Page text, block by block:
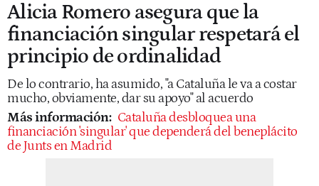
Alicia Romero asegura que la
financiación singular respetará el
principio de ordinalidad
De lo contrario, ha asumido, "a Cataluña le va a costar
mucho, obviamente, dar su apoyo" al acuerdo
Más información: Cataluña desbloquea una
financiación 'singular' que dependerá del beneplácito
de Junts en Madrid